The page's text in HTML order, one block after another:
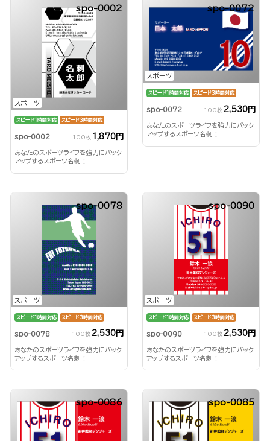
スポーツ
spo-0002
スピード1時間対応 スピード3時間対応
spo-0002 100枚 1,870円
あなたのスポーツライフを強力にバック
アップするスポーツ名刺！
スポーツ
spo-0072
スピード1時間対応 スピード3時間対応
spo-0072 100枚 2,530円
あなたのスポーツライフを強力にバック
アップするスポーツ名刺！
スポーツ
spo-0078
スピード1時間対応 スピード3時間対応
spo-0078 100枚 2,530円
あなたのスポーツライフを強力にバック
アップするスポーツ名刺！
スポーツ
spo-0090
スピード1時間対応 スピード3時間対応
spo-0090 100枚 2,530円
あなたのスポーツライフを強力にバック
アップするスポーツ名刺！
spo-0086 spo-0085